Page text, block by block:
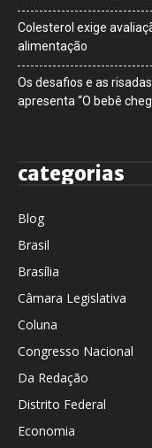
Colesterol exige
alimentação
Os desafios e as
apresenta “O bebê
categorias
Blog
Brasil
Brasília
Câmara Legislativa
Coluna
Congresso Nacional
Da Redação
Distrito Federal
Economia